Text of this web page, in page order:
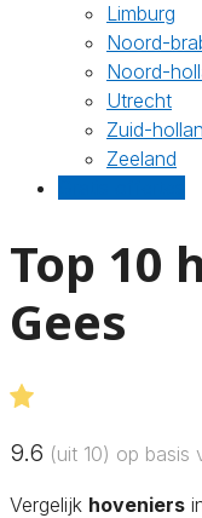
Limburg
Noord-
Noord-
Utrecht
Zuid-
Zeeland
Top 10
Gees
9.6 (uit 10) op basis
Vergelijk hoveniers